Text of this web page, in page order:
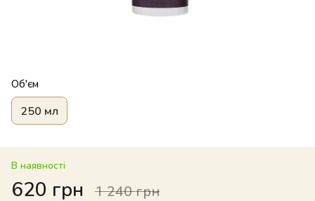
Об'єм
250 мл
В наявності
620 грн 1 240 грн